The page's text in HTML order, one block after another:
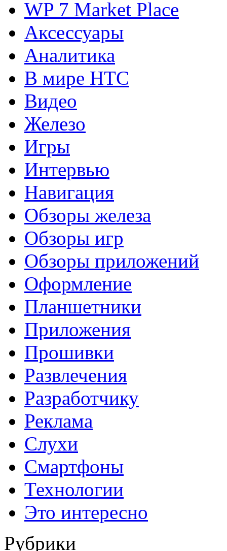
WP 7 Market Place
Аксессуары
Аналитика
В мире HTC
Видео
Железо
Игры
Интервью
Навигация
Обзоры железа
Обзоры игр
Обзоры приложений
Оформление
Планшетники
Приложения
Прошивки
Развлечения
Разработчику
Реклама
Слухи
Смартфоны
Технологии
Это интересно
Рубрики